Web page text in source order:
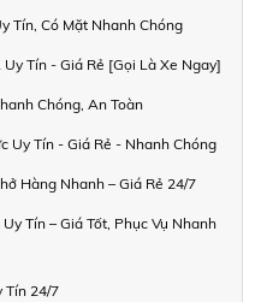
Tín, Có Mặt Nhanh Chóng
Tín - Giá Rẻ [Gọi Là Xe Ngay]
Chóng, An Toàn
Uy Tín - Giá Rẻ - Nhanh Chóng
Hàng Nhanh – Giá Rẻ 24/7
Tín – Giá Tốt, Phục Vụ Nhanh
Tín 24/7